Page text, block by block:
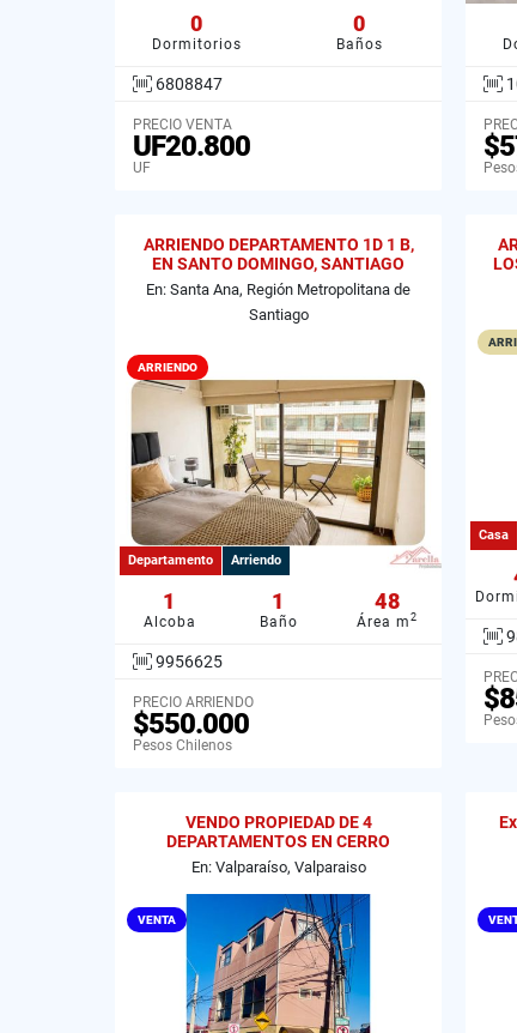
0
Dormitorios
0
Baños
6808847
PRECIO VENTA
UF20.800
UF
ARRIENDO DEPARTAMENTO 1D 1 B,
EN SANTO DOMINGO, SANTIAGO
En: Santa Ana, Región Metropolitana de
Santiago
ARRIENDO
Departamento Arriendo
1
Alcoba
1
Baño
48
Área m 2
9956625
PRECIO ARRIENDO
$550.000
Pesos Chilenos
Casa
VENDO PROPIEDAD DE 4
DEPARTAMENTOS EN CERRO
MESILLA, VALPARAISO
En: Valparaíso, Valparaiso
VENTA